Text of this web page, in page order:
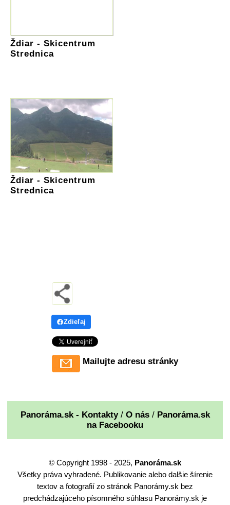
Ždiar - Skicentrum
Strednica
Ždiar - Skicentrum
Strednica
Zdieľaj
Mailujte adresu stránky
Panoráma.sk - Kontakty/ O nás/ Panoráma.sk
na Facebooku
© Copyright 1998 - 2025, Panoráma.sk
Všetky práva vyhradené. Publikovanie alebo dalšie šírenie
textov a fotografií zo stránok Panorámy.sk bez
predchádzajúceho písomného súhlasu Panorámy.sk je